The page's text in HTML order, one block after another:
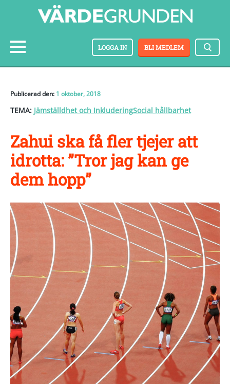
BLI MEDLEM
LOGGA IN
Publicerad den: 1 oktober, 2018
TEMA: Jämställdhet och InkluderingSocial hållbarhet
Zahui ska få fler tjejer att
idrotta: ”Tror jag kan ge
dem hopp”